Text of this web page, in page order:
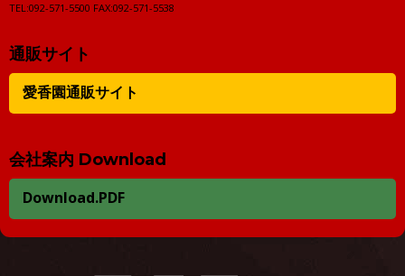
TEL:092-571-5500 FAX:092-571-5538
通販サイト
愛香園通販サイト
会社案内 Download
Download.PDF